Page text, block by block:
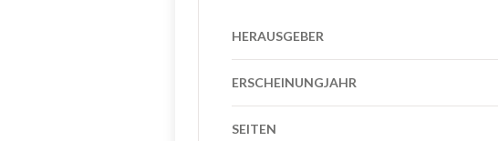
HERAUSGEBER
ERSCHEINUNGJAHR
SEITEN